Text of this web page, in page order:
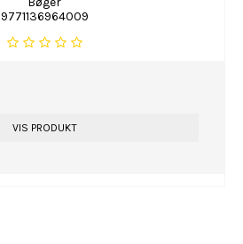
9771136964009
VIS PRODUKT